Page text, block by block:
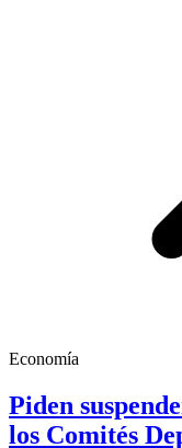
Economía
Piden
los Comités